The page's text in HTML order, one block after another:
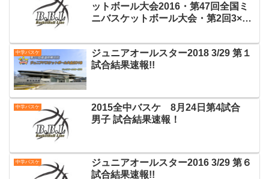
ットボール大会2016・第47回全国ミ
ニバスケットボール大会・第2回3×3
中学バスケ
ジュニアオールスター2018 3/29 第１
試合結果速報!!
中学バスケ
2015全中バスケ 8月24日第4試合
男子 試合結果速報！
中学バスケ
ジュニアオールスター2016 3/29 第６
試合結果速報!!